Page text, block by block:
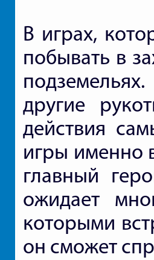
В играх,
побывать в
другие
действия
игры именно
главный
ожидает
которыми
он сможет